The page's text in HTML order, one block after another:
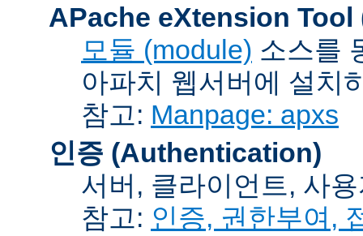
APache eXtension Tool
모듈 (module) 소스를
아파치 웹서버에 설치
참고: Manpage: apxs
인증 (Authentication)
서버, 클라이언트, 사
참고: 인증, 권한부여,